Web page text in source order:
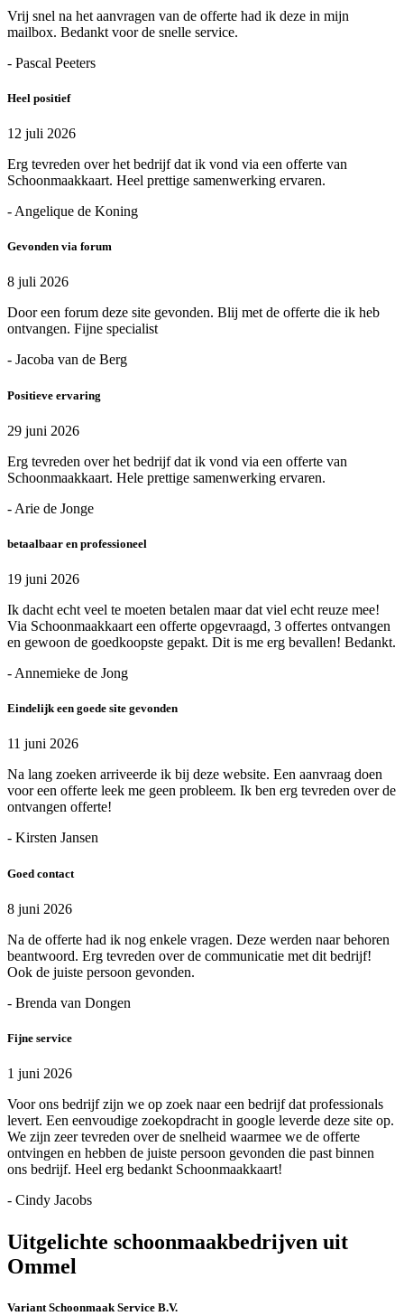
Vrij snel na het aanvragen van de offerte had ik deze in mijn
mailbox. Bedankt voor de snelle service.
- Pascal Peeters
Heel positief
12 juli 2026
Erg tevreden over het bedrijf dat ik vond via een offerte van
Schoonmaakkaart. Heel prettige samenwerking ervaren.
- Angelique de Koning
Gevonden via forum
8 juli 2026
Door een forum deze site gevonden. Blij met de offerte die ik heb
ontvangen. Fijne specialist
- Jacoba van de Berg
Positieve ervaring
29 juni 2026
Erg tevreden over het bedrijf dat ik vond via een offerte van
Schoonmaakkaart. Hele prettige samenwerking ervaren.
- Arie de Jonge
betaalbaar en professioneel
19 juni 2026
Ik dacht echt veel te moeten betalen maar dat viel echt reuze mee!
Via Schoonmaakkaart een offerte opgevraagd, 3 offertes ontvangen
en gewoon de goedkoopste gepakt. Dit is me erg bevallen! Bedankt.
- Annemieke de Jong
Eindelijk een goede site gevonden
11 juni 2026
Na lang zoeken arriveerde ik bij deze website. Een aanvraag doen
voor een offerte leek me geen probleem. Ik ben erg tevreden over de
ontvangen offerte!
- Kirsten Jansen
Goed contact
8 juni 2026
Na de offerte had ik nog enkele vragen. Deze werden naar behoren
beantwoord. Erg tevreden over de communicatie met dit bedrijf!
Ook de juiste persoon gevonden.
- Brenda van Dongen
Fijne service
1 juni 2026
Voor ons bedrijf zijn we op zoek naar een bedrijf dat professionals
levert. Een eenvoudige zoekopdracht in google leverde deze site op.
We zijn zeer tevreden over de snelheid waarmee we de offerte
ontvingen en hebben de juiste persoon gevonden die past binnen
ons bedrijf. Heel erg bedankt Schoonmaakkaart!
- Cindy Jacobs
Uitgelichte schoonmaakbedrijven uit
Ommel
Variant Schoonmaak Service B.V.